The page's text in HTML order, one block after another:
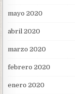
mayo 2020
abril 2020
marzo 2020
febrero 2020
enero 2020